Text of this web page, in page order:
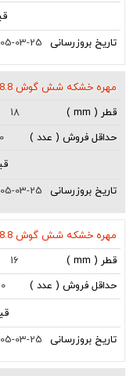
03-25
مهره خشکه شش گوش 8.8 سایز M18
18
03-25
مهره خشکه شش گوش 8.8 سایز M16
16
03-25